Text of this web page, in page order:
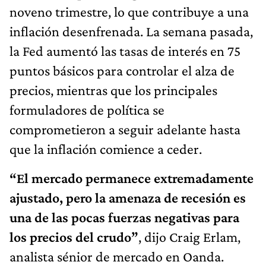
noveno trimestre, lo que contribuye a una
inflación desenfrenada. La semana pasada,
la Fed aumentó las tasas de interés en 75
puntos básicos para controlar el alza de
precios, mientras que los principales
formuladores de política se
comprometieron a seguir adelante hasta
que la inflación comience a ceder.
“El mercado permanece extremadamente
ajustado, pero la amenaza de recesión es
una de las pocas fuerzas negativas para
los precios del crudo”, dijo Craig Erlam,
analista sénior de mercado en Oanda.